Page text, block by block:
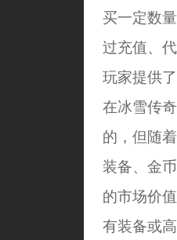
买一定数
过充值、
玩家提供
在冰雪传
的，但随
装备、金
的市场价
有装备或